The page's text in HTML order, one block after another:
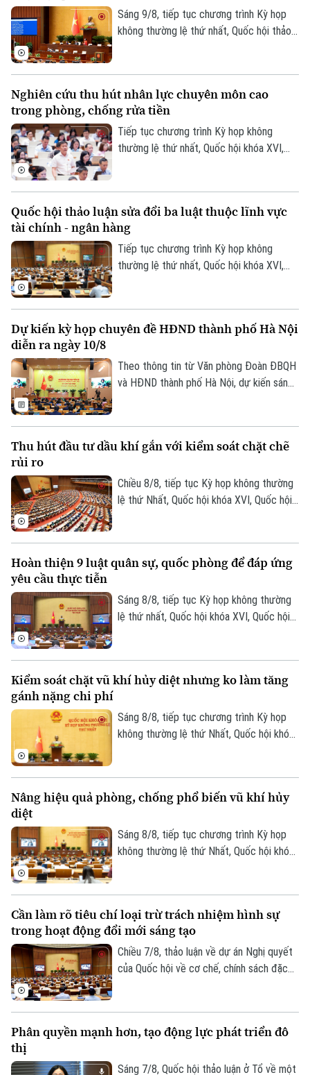
Theo dõi Hà Nội On
Công nghệ
Ẩm thực
Hồ sơ
Người Việt 4 phương
Tin tức
Cafe sáng
Doanh nghiệp
Nhà đất
Tin tức
Căn hộ
Đất đai
Kinh nghiệm
Tàu và Xe
Tàu
Xe máy
Thị trường
Đánh giá
Giáo dục
Tin tức
Tuyển sinh
Hướng nghiệp
Văn hóa
Tin tức
Di tích
Sức khỏe
Y tế
Tư vấn sức khỏe
Thể thao
Bóng đá
Quần vợt
Golf
Giải trí
Tin tức
Điện ảnh
Thời trang
Âm nhạc
Đã phát sóng
Sáng 9/8, tiếp tục chương trình Kỳ họp
không thường lệ thứ nhất, Quốc hội thảo
Nghiên cứu thu hút nhân lực chuyên môn cao
trong phòng, chống rửa tiền
Tiếp tục chương trình Kỳ họp không
thường lệ thứ nhất, Quốc hội khóa XVI,
của Luật Ngân hàng Nhà nước Việt Nam,
Luật Phòng, chống rửa tiền và Luật Các
tổ chức tín dụng.
Quốc hội thảo luận sửa đổi ba luật thuộc lĩnh vực
tài chính - ngân hàng
Tiếp tục chương trình Kỳ họp không
thường lệ thứ nhất, Quốc hội khóa XVI,
- ngân hàng, xuất bản và tư pháp.
Dự kiến kỳ họp chuyên đề HĐND thành phố Hà Nội
diễn ra ngày 10/8
Theo thông tin từ Văn phòng Đoàn ĐBQH
và HĐND thành phố Hà Nội, dự kiến sáng
quyết định các nội dung quan trọng thuộc
Thu hút đầu tư dầu khí gắn với kiểm soát chặt chẽ
rủi ro
Chiều 8/8, tiếp tục Kỳ họp không thường
lệ thứ Nhất, Quốc hội khóa XVI, Quốc hội
để thu hút đầu tư vào những khu vực có
tăng phân cấp, phân quyền cho Tập đoàn
Công nghiệp Năng lượng Quốc gia Việt
Hoàn thiện 9 luật quân sự, quốc phòng để đáp ứng
yêu cầu thực tiễn
Sáng 8/8, tiếp tục Kỳ họp không thường
lệ thứ nhất, Quốc hội khóa XVI, Quốc hội
phòng.
Kiểm soát chặt vũ khí hủy diệt nhưng ko làm tăng
gánh nặng chi phí
Sáng 8/8, tiếp tục chương trình Kỳ họp
không thường lệ thứ Nhất, Quốc hội khóa
đại biểu đề nghị tiếp tục hoàn thiện các
phòng ngừa, kiểm soát rủi ro, đồng thời
bảo đảm quyền, lợi ích hợp pháp và chi phí
Nâng hiệu quả phòng, chống phổ biến vũ khí hủy
diệt
Sáng 8/8, tiếp tục chương trình Kỳ họp
không thường lệ thứ Nhất, Quốc hội khóa
đại biểu đề nghị tiếp tục hoàn thiện các
quy định nhằm nâng cao hiệu quả phòng
ngừa, kiểm soát rủi ro, đồng thời bảo đảm
quyền và lợi ích hợp pháp của tổ chức, cá
Cần làm rõ tiêu chí loại trừ trách nhiệm hình sự
trong hoạt động đổi mới sáng tạo
Chiều 7/8, thảo luận về dự án Nghị quyết
của Quốc hội về cơ chế, chính sách đặc
sáng tạo, chuyển đổi số, các đại biểu tập
đầu và cơ chế loại trừ trách nhiệm hình sự
Phân quyền mạnh hơn, tạo động lực phát triển đô
thị
Sáng 7/8, Quốc hội thảo luận ở Tổ về một